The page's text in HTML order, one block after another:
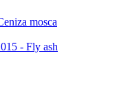
mosca
- Fly ash